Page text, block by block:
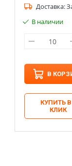
Доставка:
В наличии
В
КУПИТЬ В
КЛИК